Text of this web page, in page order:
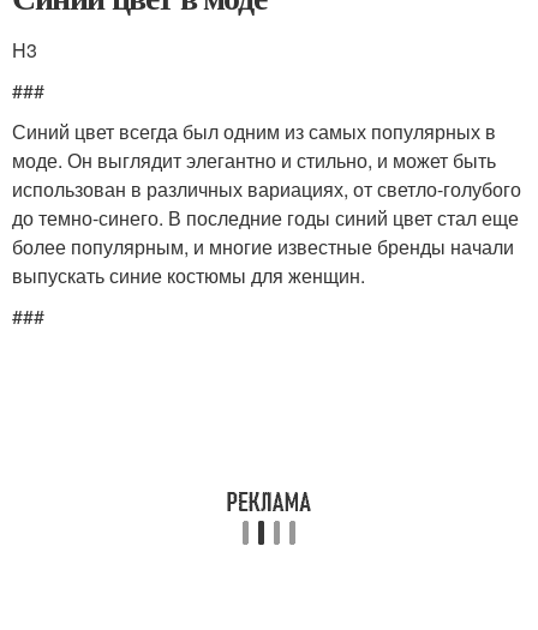
H3
###
Синий цвет всегда был одним из самых популярных в
моде. Он выглядит элегантно и стильно, и может быть
использован в различных вариациях, от светло-голубого
до темно-синего. В последние годы синий цвет стал еще
более популярным, и многие известные бренды начали
выпускать синие костюмы для женщин.
###